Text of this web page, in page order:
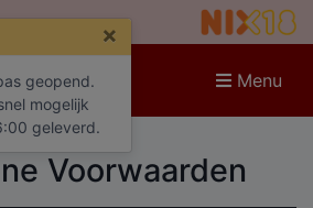
Menu
Voorwaarden
×
geopend.
mogelijk
geleverd.